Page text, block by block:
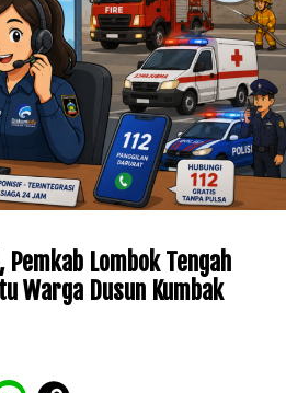
Lombok Tengah
Warga Dusun Kumbak